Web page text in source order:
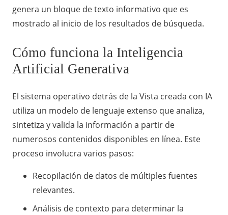
genera un bloque de texto informativo que es
mostrado al inicio de los resultados de búsqueda.
Cómo funciona la Inteligencia
Artificial Generativa
El sistema operativo detrás de la Vista creada con IA
utiliza un modelo de lenguaje extenso que analiza,
sintetiza y valida la información a partir de
numerosos contenidos disponibles en línea. Este
proceso involucra varios pasos:
Recopilación de datos de múltiples fuentes
relevantes.
Análisis de contexto para determinar la